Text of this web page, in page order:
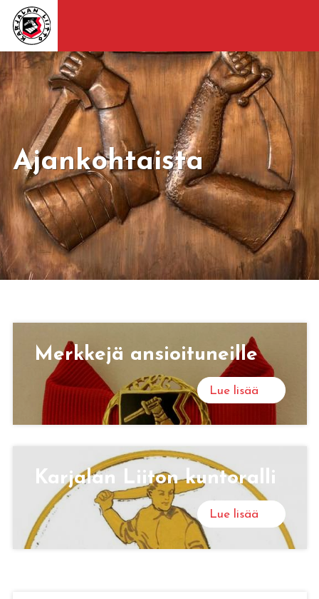
Ajankohtaista
Merk­ke­jä an­sioi­tu­neil­le
Lue lisää
Kar­ja­lan Lii­ton kun­to­ral­li
Lue lisää